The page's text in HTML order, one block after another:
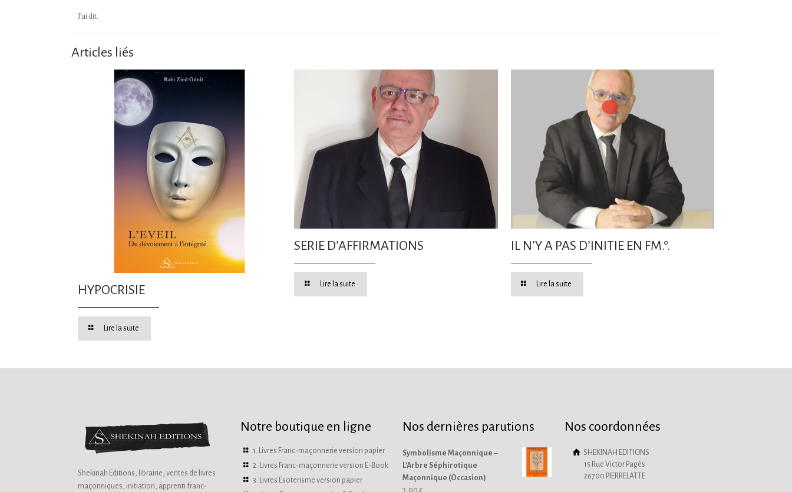
J’ai dit.
Articles liés
HYPOCRISIE
Lire la suite
SERIE D’AFFIRMATIONS
Lire la suite
IL N’Y A PAS D’INITIE EN FM.°.
Lire la suite
Shekinah Editions, librairie, ventes de livres
maçonniques, initiation, apprenti franc-
Notre boutique en ligne
1. Livres Franc-maçonnerie version papier
2. Livres Franc-maçonnerie version E-Book
3. Livres Esoterisme version papier
Nos dernières parutions
Symbolisme Maçonnique –
L’Arbre Séphirotique
Maçonnique (Occasion)
Nos coordonnées
SHEKINAH EDITIONS
15 Rue Victor Pagès
26700 PIERRELATTE